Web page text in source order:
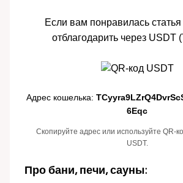
Если вам понравилась
отблагодарить через USDT
Адрес кошелька:
6Eqc
Скопируйте адрес или используйте QR-
USDT.
Про бани, печи, сауны: